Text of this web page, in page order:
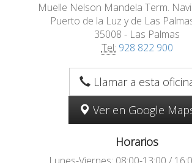
Muelle Nelson Mandela Term.
Puerto de la Luz y de Las
35008 - Las Palmas
Tel: 928 822 900
Llamar a esta
Ver en Google
Horarios